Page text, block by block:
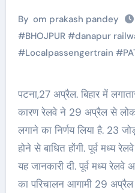
By om prakash pandey
#BHOJPUR#danapur
#Localpassengertrain #
पटना,27 अप्रैल. बिहार में लगातार कोरोना के बढ़ते मामले के
कारण रेलवे ने 29 अप्रैल से
लगाने का निर्णय लिया है. 23
होने से बाधित होंगी. पूर्व मध्य
यह जानकारी दी. पूर्व मध्य
का परिचालन आगामी 29